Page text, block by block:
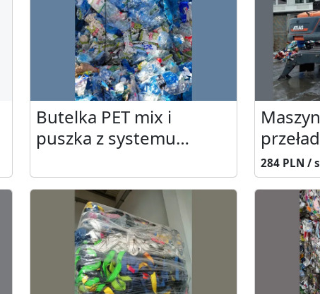
Butelka PET mix i
puszka z systemu
MH
284 PLN /